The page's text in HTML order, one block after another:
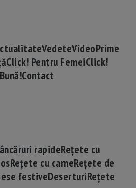
VedeteVideoPrime
Click! Pentru FemeiClick!
Contact
rapideRețete cu
Rețete cu carneRețete de
festiveDeserturiRețete